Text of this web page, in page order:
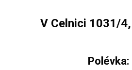
V Celnici 1031/
Polévka: